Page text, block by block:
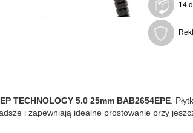
14
TECHNOLOGY 5.0 25mm BAB2654EPE .
i zapewniają idealne prostowanie przy